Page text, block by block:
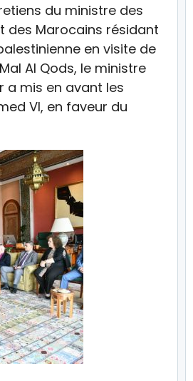
du ministre des
des Marocains résidant
en visite de
Al Qods, le ministre
a mis en avant les
VI, en faveur du